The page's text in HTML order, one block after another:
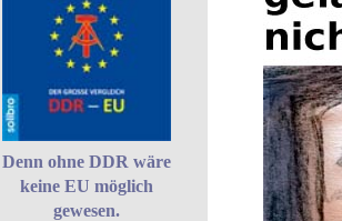
Denn ohne DDR wäre
keine EU möglich
gewesen.